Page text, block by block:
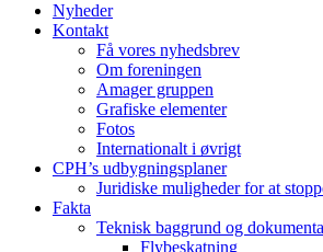
Nyheder
Kontakt
Få vores nyhedsbrev
Om foreningen
Amager gruppen
Grafiske elementer
Fotos
Internationalt i øvrigt
CPH’s udbygningsplaner
Juridiske muligheder for at
Fakta
Teknisk baggrund og
Flybeskatning